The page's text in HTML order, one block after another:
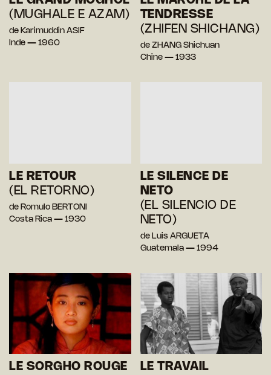
(MUGHALE E AZAM)
de Karimuddin ASIF
Inde — 1960
TENDRESSE
(ZHIFEN SHICHANG)
de ZHANG Shichuan
Chine — 1933
LE RETOUR
(EL RETORNO)
de Romulo BERTONI
Costa Rica — 1930
LE SILENCE DE
NETO
(EL SILENCIO DE
NETO)
de Luis ARGUETA
Guatemala — 1994
LE SORGHO ROUGE
LE TRAVAIL